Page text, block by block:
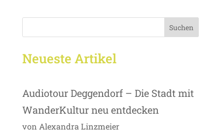
Suchen
Neueste Artikel
Audiotour Deggendorf – Die Stadt mit
WanderKultur neu entdecken
von Alexandra Linzmeier